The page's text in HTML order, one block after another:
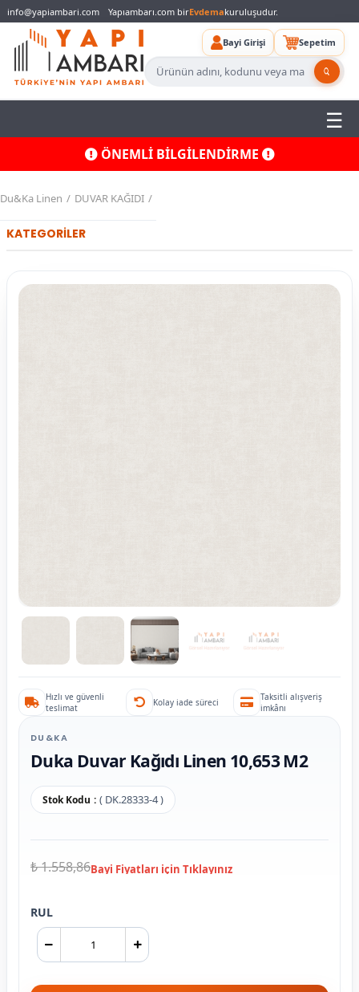
info@yapiambari.com Yapıambarı.com birEvdemakuruluşudur.
Bayi Girişi Sepetim
ÖNEMLİ BİLGİLENDİRME
Du&Ka Linen DUVAR KAĞIDI
KATEGORİLER
Hızlı ve güvenli
teslimat
Kolay iade süreci
Taksitli alışveriş
imkânı
DU&KA
Duka Duvar Kağıdı Linen 10,653 M2
Stok Kodu ( DK.28333-4 )
₺ 1.558,86
RUL